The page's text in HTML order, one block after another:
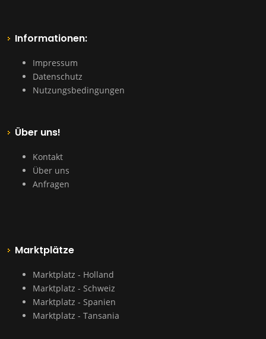
Informationen:
Impressum
Datenschutz
Nutzungsbedingungen
Über uns!
Kontakt
Über uns
Anfragen
Marktplätze
Marktplatz - Holland
Marktplatz - Schweiz
Marktplatz - Spanien
Marktplatz - Tansania